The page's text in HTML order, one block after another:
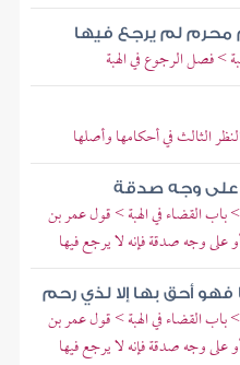
محرم لم يرجع فيها
> فصل الرجوع في الهبة
الثالث في أحكامها وأصلها
على وجه صدقة
القضاء في الهبة > قول عمر بن
وجه صدقة فإنه لا يرجع فيها
أحق بها إلا لذي رحم
القضاء في الهبة > قول عمر بن
وجه صدقة فإنه لا يرجع فيها